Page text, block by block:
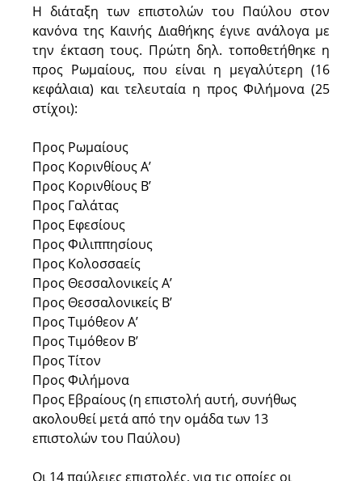
Η διάταξη των επιστολών του Παύλου στον
κανόνα της Καινής Διαθήκης έγινε ανάλογα με
την έκταση τους. Πρώτη δηλ. τοποθετήθηκε η
προς Ρωμαίους, που είναι η μεγαλύτερη (16
κεφάλαια) και τελευταία η προς Φιλήμονα (25
στίχοι):
Προς Ρωμαίους
Προς Κορινθίους Α’
Προς Κορινθίους Β’
Προς Γαλάτας
Προς Εφεσίους
Προς Φιλιππησίους
Προς Κολοσσαείς
Προς Θεσσαλονικείς Α’
Προς Θεσσαλονικείς Β’
Προς Τιμόθεον Α’
Προς Τιμόθεον Β’
Προς Τίτον
Προς Φιλήμονα
Προς Εβραίους (η επιστολή αυτή, συνήθως
ακολουθεί μετά από την ομάδα των 13
επιστολών του Παύλου)
Οι 14 παύλειες επιστολές, για τις οποίες οι